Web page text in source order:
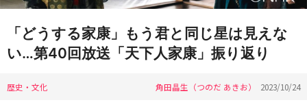
「どうする家康」もう君と同じ星は見えな
い…第40回放送「天下人家康」振り返り
歴史・文化 角田晶生（つのだ あきお） 2023/10/24